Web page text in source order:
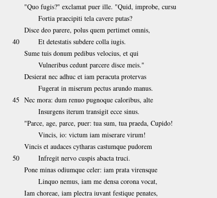
"Quo fugis?" exclamat puer ille. "Quid, improbe, cursu
Fortia praecipiti tela cavere putas?
Disce deo parere, polus quem pertimet omnis,
40
Et detestatis subdere colla iugis.
Sume tuis donum pedibus velocius, et qui
Vulneribus cedunt parcere disce meis."
Desierat nec adhuc et iam peracuta protervas
Fugerat in miserum pectus arundo manus.
45 Nec mora: dum renuo pugnoque caloribus, alte
Insurgens iterum transigit ecce sinus.
"Parce, age, parce, puer: tua sum, tua praeda, Cupido!
Vincis, io: victum iam miserare virum!
Vincis et audaces cytharas castumque pudorem
50
Infregit nervo cuspis abacta truci.
Pone minas odiumque celer: iam prata virensque
Linquo nemus, iam me densa corona vocat,
Iam choreae, iam plectra iuvant festique penates,